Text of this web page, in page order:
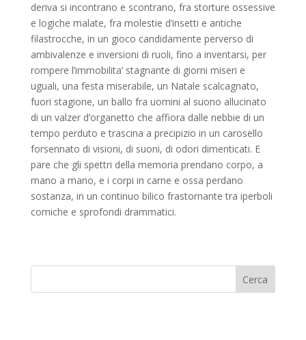
deriva si incontrano e scontrano, fra storture ossessive
e logiche malate, fra molestie d’insetti e antiche
filastrocche, in un gioco candidamente perverso di
ambivalenze e inversioni di ruoli, fino a inventarsi, per
rompere l’immobilita’ stagnante di giorni miseri e
uguali, una festa miserabile, un Natale scalcagnato,
fuori stagione, un ballo fra uomini al suono allucinato
di un valzer d’organetto che affiora dalle nebbie di un
tempo perduto e trascina a precipizio in un carosello
forsennato di visioni, di suoni, di odori dimenticati. E
pare che gli spettri della memoria prendano corpo, a
mano a mano, e i corpi in carne e ossa perdano
sostanza, in un continuo bilico frastornante tra iperboli
comiche e sprofondi drammatici.
Cerca